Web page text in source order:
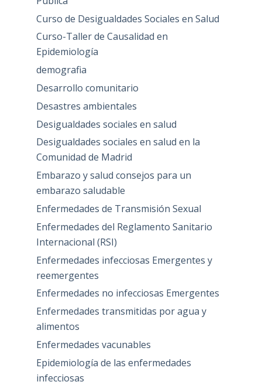
Curso de Desigualdades Sociales en Salud
Curso-Taller de Causalidad en
Epidemiología
demografia
Desarrollo comunitario
Desastres ambientales
Desigualdades sociales en salud
Desigualdades sociales en salud en la
Comunidad de Madrid
Embarazo y salud consejos para un
embarazo saludable
Enfermedades de Transmisión Sexual
Enfermedades del Reglamento Sanitario
Internacional (RSI)
Enfermedades infecciosas Emergentes y
reemergentes
Enfermedades no infecciosas Emergentes
Enfermedades transmitidas por agua y
alimentos
Enfermedades vacunables
Epidemiología de las enfermedades
infecciosas